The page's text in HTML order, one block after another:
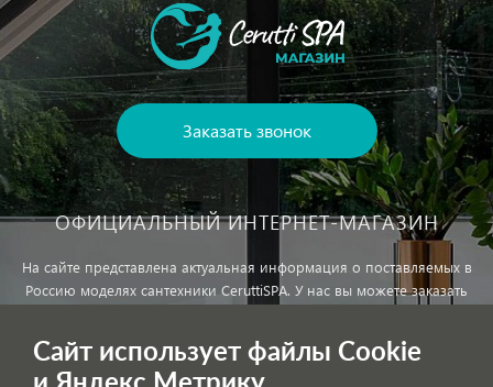
Заказать звонок
ОФИЦИАЛЬНЫЙ ИНТЕРНЕТ-МАГАЗИН
На сайте представлена актуальная информация о поставляемых в
Россию моделях сантехники CeruttiSPA. У нас вы можете заказать
Сайт использует файлы Cookie